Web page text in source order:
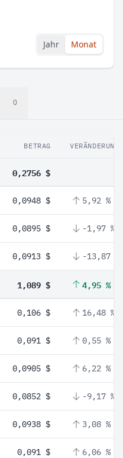
Jahr Monat
0
BETRAG VERÄNDERUNG
0,2756 $
0,0948 $ 5,92 %
0,0895 $ -1,97 %
0,0913 $ -13,87 %
1,089 $ 4,95 %
0,106 $ 16,48 %
0,091 $ 0,55 %
0,0905 $ 6,22 %
0,0852 $ -9,17 %
0,0938 $ 3,08 %
0,091 $ 6,06 %